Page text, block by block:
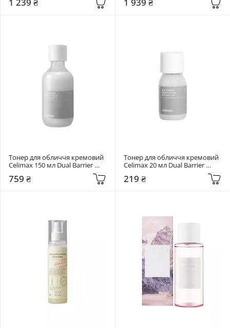
1 239 ₴
Licorice Superfood Glow Toner
1 939 ₴
Тонер для обличчя кремовий
Celimax 150 мл Dual Barrier
759 ₴
Тонер для обличчя кремовий
Celimax 20 мл Dual Barrier
219 ₴